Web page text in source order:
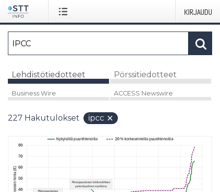
KIRJAUDU
Lehdistötiedotteet Pörssitiedotteet
Business Wire ACCESS Newswire
227 Hakutulokset ipcc